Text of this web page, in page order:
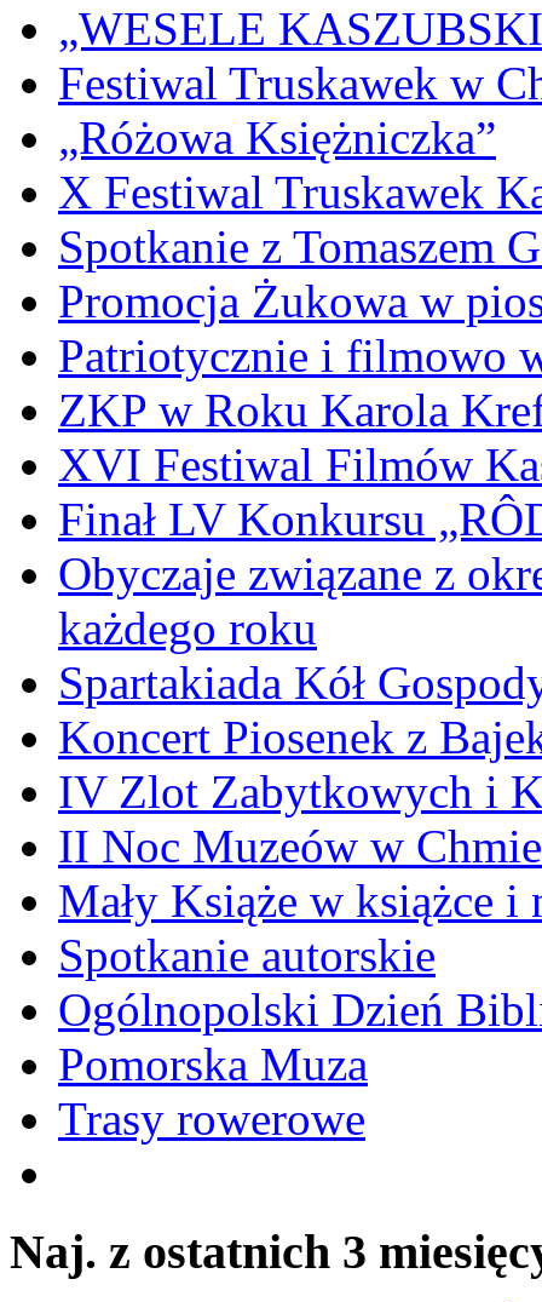
„WESELE
Festiwal Truskawek w
„Różowa Księżniczka”
X Festiwal Truskawek
Spotkanie z Tomaszem
Promocja Żukowa w
Patriotycznie i filmowo
ZKP w Roku Karola
XVI Festiwal Filmów
Finał LV Konkursu
Obyczaje związane z
każdego roku
Spartakiada Kół
Koncert Piosenek z
IV Zlot Zabytkowych i
II Noc Muzeów w
Mały Książe w książce i
Spotkanie autorskie
Ogólnopolski Dzień
Pomorska Muza
Trasy rowerowe
Naj. z ostatnich 3